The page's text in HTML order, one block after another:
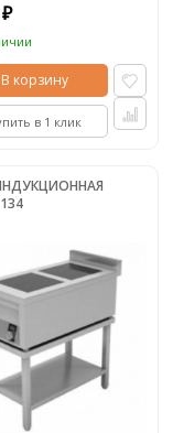
₽
В корзину
в 1 клик